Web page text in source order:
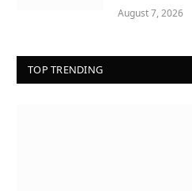
August 7, 2026
TOP TRENDING